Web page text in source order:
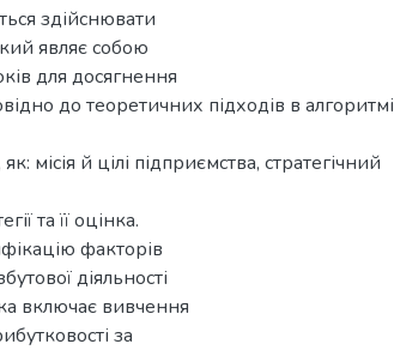
здійснювати
являє собою
для досягнення
до теоретичних підходів в алгоритмі
місія й цілі підприємства, стратегічний
та її оцінка.
факторів
діяльності
включає вивчення
за